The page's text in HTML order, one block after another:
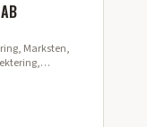
Marksten,